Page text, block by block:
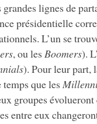
grandes lignes de
présidentielle
L’un se
, ou les Boomers).
). Pour leur part,
temps que les
groupes
entre eux